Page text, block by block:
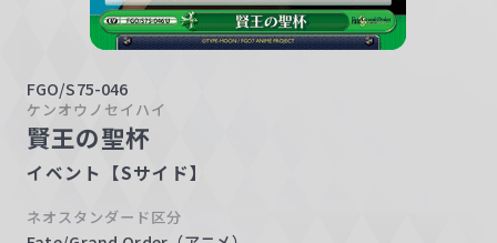
FGO/S75-046
ケンオウノセイハイ
賢王の聖杯
イベント【Sサイド】
ネオスタンダード区分